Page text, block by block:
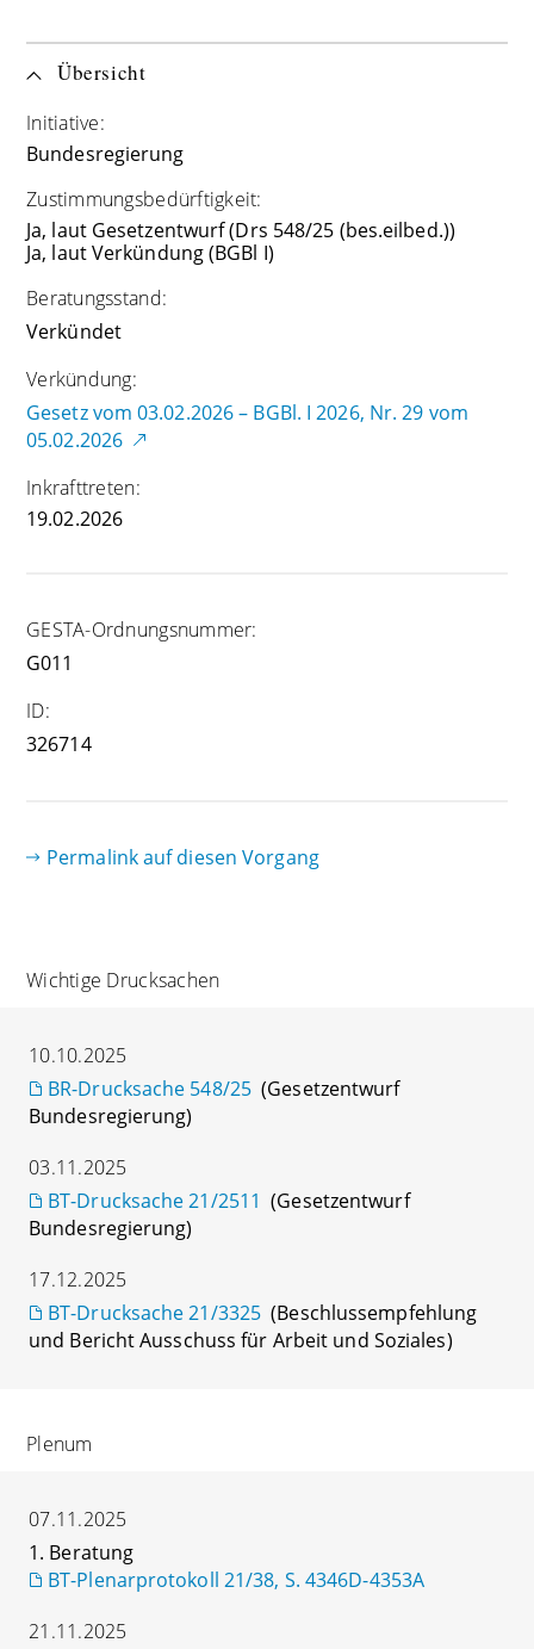
Übersicht
Initiative:
Bundesregierung
Zustimmungsbedürftigkeit:
Ja, laut Gesetzentwurf (Drs 548/25 (bes.eilbed.))
Ja, laut Verkündung (BGBl I)
Beratungsstand:
Verkündet
Verkündung:
Gesetz vom 03.02.2026 – BGBl. I 2026, Nr. 29 vom
05.02.2026
Inkrafttreten:
19.02.2026
GESTA-Ordnungsnummer:
G011
ID:
326714
Permalink auf diesen Vorgang
Wichtige Drucksachen
10.10.2025
BR-Drucksache 548/25 (Gesetzentwurf
Bundesregierung)
03.11.2025
BT-Drucksache 21/2511 (Gesetzentwurf
Bundesregierung)
17.12.2025
BT-Drucksache 21/3325 (Beschlussempfehlung
und Bericht Ausschuss für Arbeit und Soziales)
Plenum
07.11.2025
1. Beratung
BT-Plenarprotokoll 21/38, S. 4346D-4353A
21.11.2025